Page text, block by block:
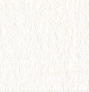
四葉スト
みします。